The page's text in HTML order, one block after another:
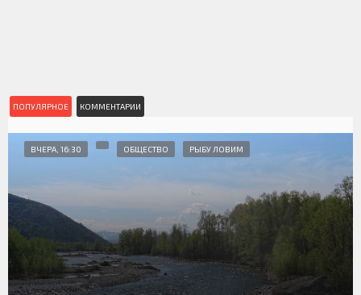
ПОПУЛЯРНОЕ КОММЕНТАРИИ
ВЧЕРА, 16:30 ОБЩЕСТВО РЫБУ ЛОВИМ